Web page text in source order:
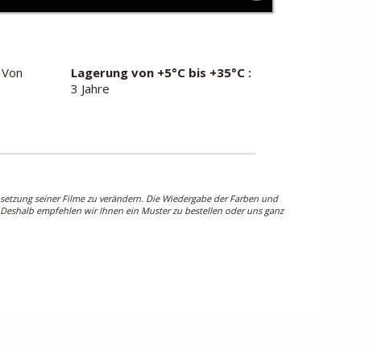
Lagerung von +5°C bis +35°C :
3 Jahre
seiner Filme zu verändern. Die Wiedergabe der Farben und
empfehlen wir Ihnen ein Muster zu bestellen oder uns ganz